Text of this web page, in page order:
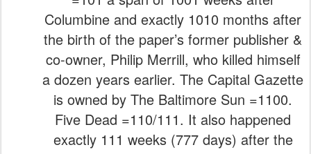
Columbine and exactly 1010 months after
the birth of the paper’s former publisher &
co-owner, Philip Merrill, who killed himself
a dozen years earlier. The Capital Gazette
is owned by The Baltimore Sun =1100.
Five Dead =110/111. It also happened
exactly 111 weeks (777 days) after the